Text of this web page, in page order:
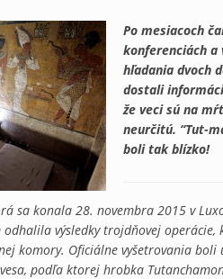
Po mesiacoch
konferenciách a
hľadania dvoch
dostali
že veci sú na
neurčitú. “Tut-
boli tak blízko!
sa konala 28. novembra 2015 v
výsledky trojdňovej
komory. Oficiálne vyšetrovania
podľa ktorej hrobka